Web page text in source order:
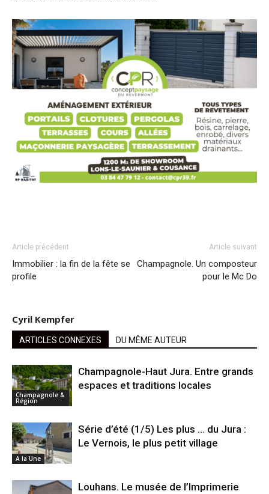
Article précédent
Immobilier : la fin de la fête se
profile
Article suivant
Champagnole. Un composteur
pour le Mc Do
Cyril Kempfer
ARTICLES CONNEXES DU MÊME AUTEUR
Champagnole &
Région
Champagnole-Haut Jura. Entre grands
espaces et traditions locales
A la Une
Série d’été (1/5) Les plus … du Jura :
Le Vernois, le plus petit village
Louhans. Le musée de l’Imprimerie